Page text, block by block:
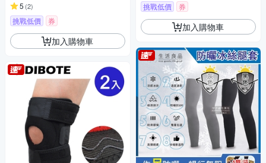
5 (2)
挑戰低價 券
加入購物車
挑戰低價 券
加入購物車